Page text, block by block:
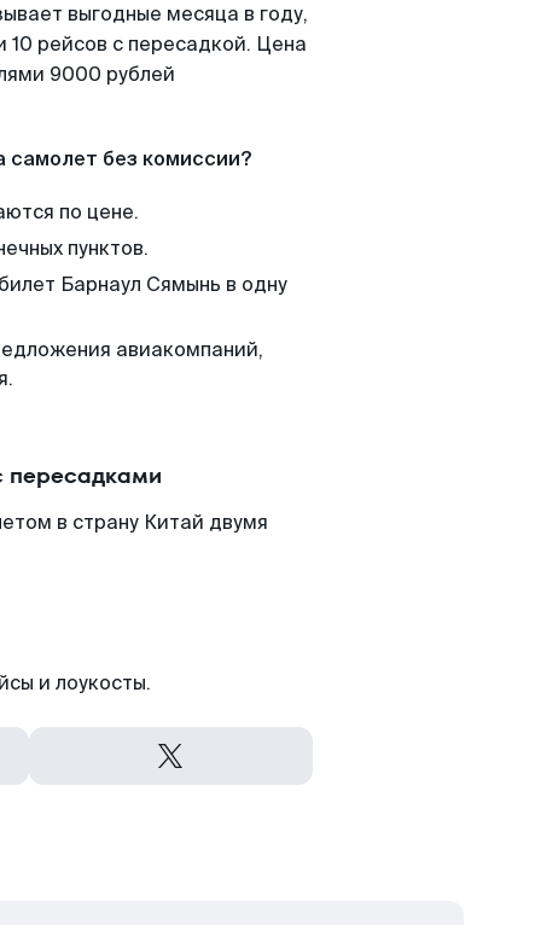
выгодные месяца в году,
рейсов с пересадкой. Цена
9000 рублей
самолет без комиссии?
по цене.
пунктов.
Барнаул Сямынь в одну
авиакомпаний,
пересадками
в страну Китай двумя
и лоукосты.